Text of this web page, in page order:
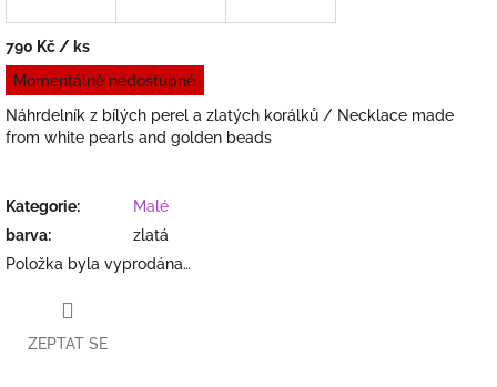
790 Kč / ks
Měrná
cena:
Momentálně nedostupné
Náhrdelník z bílých perel a zlatých korálků / Necklace made
from white pearls and golden beads
Kategorie:
Malé
barva:
zlatá
Položka byla vyprodána…
ZEPTAT SE